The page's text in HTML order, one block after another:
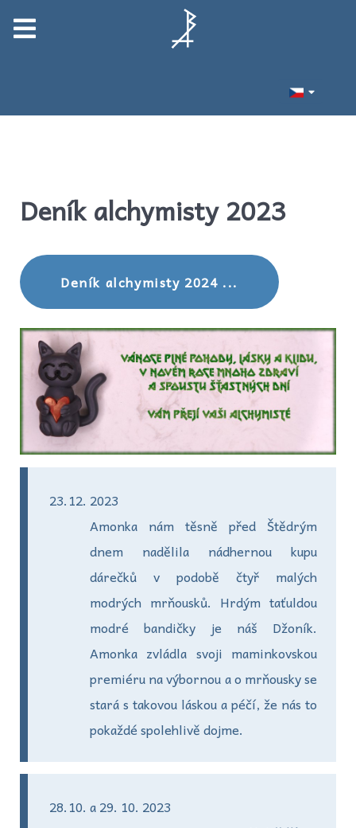
Deník alchymisty 2023
Deník alchymisty 2024 ...
2023
Amonka nám těsně před Štědrým
dnem nadělila nádhernou kupu
dárečků v podobě čtyř malých
modrých mrňousků. Hrdým taťuldou
modré bandičky je náš Džoník.
Amonka zvládla svoji maminkovskou
premiéru na výbornou a o mrňousky se
stará s takovou láskou a péčí, že nás to
pokaždé spolehlivě dojme.
a 29. 10. 2023